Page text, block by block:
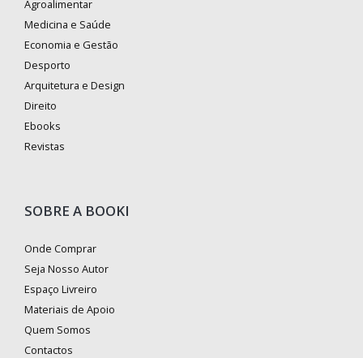
Agroalimentar
Medicina e Saúde
Economia e Gestão
Desporto
Arquitetura e Design
Direito
Ebooks
Revistas
SOBRE A BOOKI
Onde Comprar
Seja Nosso Autor
Espaço Livreiro
Materiais de Apoio
Quem Somos
Contactos